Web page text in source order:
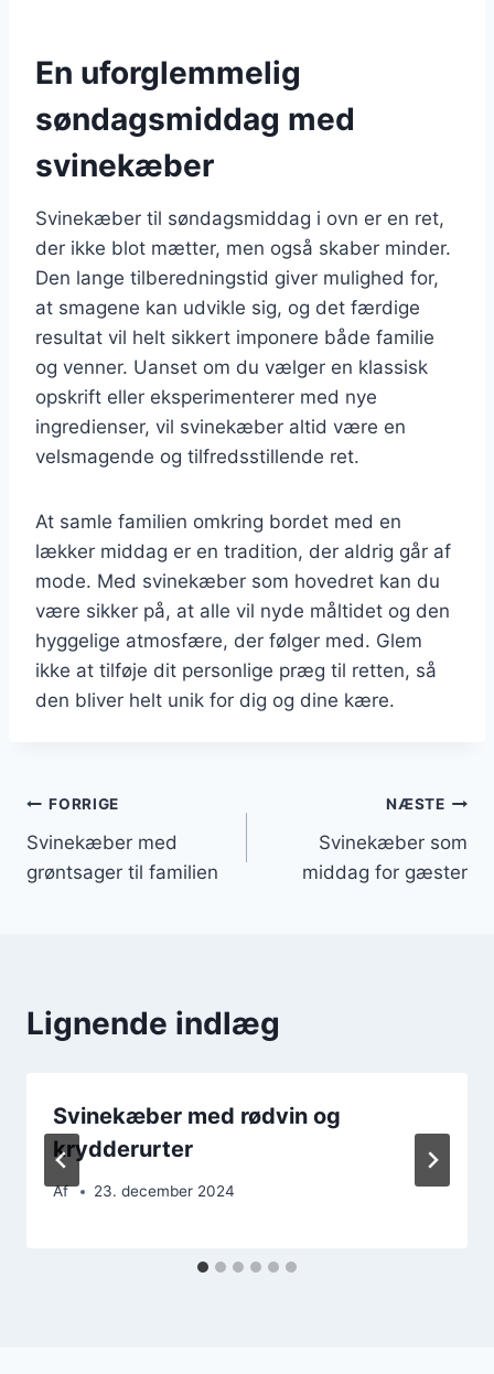
En uforglemmelig
søndagsmiddag med
svinekæber
Svinekæber til søndagsmiddag i ovn er en ret,
der ikke blot mætter, men også skaber minder.
Den lange tilberedningstid giver mulighed for,
at smagene kan udvikle sig, og det færdige
resultat vil helt sikkert imponere både familie
og venner. Uanset om du vælger en klassisk
opskrift eller eksperimenterer med nye
ingredienser, vil svinekæber altid være en
velsmagende og tilfredsstillende ret.
At samle familien omkring bordet med en
lækker middag er en tradition, der aldrig går af
mode. Med svinekæber som hovedret kan du
være sikker på, at alle vil nyde måltidet og den
hyggelige atmosfære, der følger med. Glem
ikke at tilføje dit personlige præg til retten, så
den bliver helt unik for dig og dine kære.
Indlægsnavigation
FORRIGE
Svinekæber med
grøntsager til familien
NÆSTE
Svinekæber som
middag for gæster
Lignende indlæg
Svinekæber med rødvin og
krydderurter
Af 23. december 2024